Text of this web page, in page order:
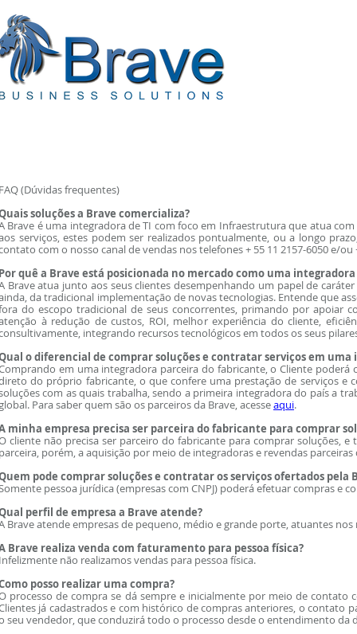
(Dúvidas frequentes)
soluções a Brave comercializa?
Brave é uma integradora de TI com foco em Infraestrutura que atua
serviços, estes podem ser realizados pontualmente, ou a longo
com o nosso canal de vendas nos telefones + 55 11 2157-6050 e/ou
quê a Brave está posicionada no mercado como uma
Brave atua junto aos seus clientes desempenhando um papel de
da tradicional implementação de novas tecnologias. Entende que
do escopo tradicional de seus concorrentes, primando por apoiar
à redução de custos, ROI, melhor experiência do cliente,
integrando recursos tecnológicos em todos os seus
o diferencial de comprar soluções e contratar serviços em
em uma integradora parceira do fabricante, o Cliente
do próprio fabricante, o que confere uma prestação de serviços
com as quais trabalha, sendo a primeira integradora do país a
Para saber quem são os parceiros da Brave, acesseaqui.
minha empresa precisa ser parceira do fabricante para comprar
cliente não precisa ser parceiro do fabricante para comprar soluções,
porém, a aquisição por meio de integradoras e revendas
pode comprar soluções e contratar os serviços ofertados pela
pessoa jurídica (empresas com CNPJ) poderá efetuar compras e
perfil de empresa a Brave atende?
Brave atende empresas de pequeno, médio e grande porte, atuantes
Brave realiza venda com faturamento para pessoa física?
não realizamos vendas para pessoa física.
posso realizar uma compra?
processo de compra se dá sempre e inicialmente por meio de contato
já cadastrados e com histórico de compras anteriores, o
seu vendedor, que conduzirá todo o processo desde o entendimento da